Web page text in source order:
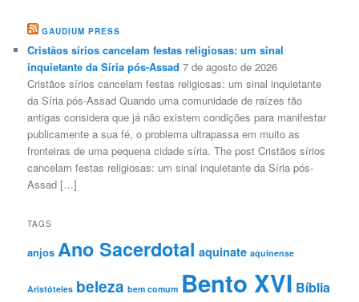
GAUDIUM PRESS
Cristãos sírios cancelam festas religiosas: um sinal
inquietante da Síria pós-Assad 7 de agosto de 2026
Cristãos sírios cancelam festas religiosas: um sinal inquietante
da Síria pós-Assad Quando uma comunidade de raízes tão
antigas considera que já não existem condições para manifestar
publicamente a sua fé, o problema ultrapassa em muito as
fronteiras de uma pequena cidade síria. The post Cristãos sírios
cancelam festas religiosas: um sinal inquietante da Síria pós-
Assad […]
TAGS
anjos Ano Sacerdotal aquinate aquinense
Aristóteles beleza bem comum Bento XVI Bíblia